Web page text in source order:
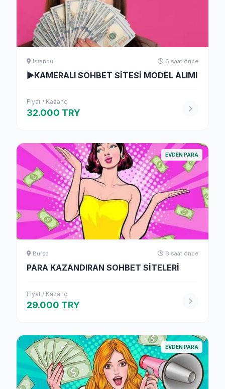
Istanbul 6 saat önce
▶KAMERALI SOHBET SİTESİ MODEL ALIMI
Fiyat / Kazanç
32.000 TRY
EVDEN PARA
Bursa 6 saat önce
PARA KAZANDIRAN SOHBET SİTELERİ
Fiyat / Kazanç
29.000 TRY
EVDEN PARA